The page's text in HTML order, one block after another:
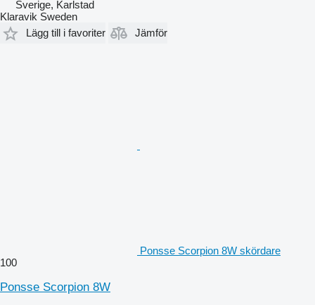
Sverige, Karlstad
Klaravik Sweden
Lägg till i favoriter
Jämför
Ponsse Scorpion 8W skördare
100
Ponsse Scorpion 8W